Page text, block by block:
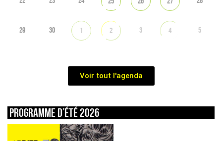
29 30 1 2 3 4 5
Voir tout l'agenda
Programme d’été 2026